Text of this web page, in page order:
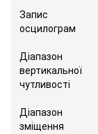
Запис
осцилограм
Діапазон
вертикальної
чутливості
Діапазон
зміщення